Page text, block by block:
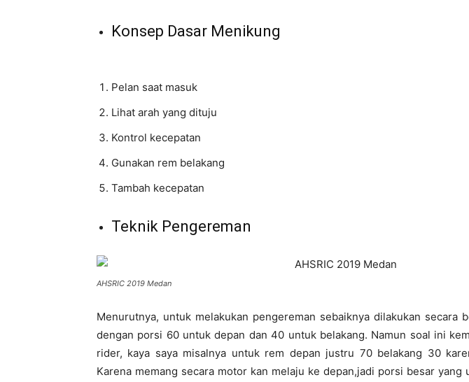
Konsep Dasar Menikung
Pelan saat masuk
Lihat arah yang dituju
Kontrol kecepatan
Gunakan rem belakang
Tambah kecepatan
Teknik Pengereman
AHSRIC 2019 Medan
Menurutnya, untuk melakukan pengereman sebaiknya dilakukan secara
dengan porsi 60 untuk depan dan 40 untuk belakang. Namun soal ini
rider, kaya saya misalnya untuk rem depan justru 70 belakang 30
Karena memang secara motor kan melaju ke depan,jadi porsi besar yang